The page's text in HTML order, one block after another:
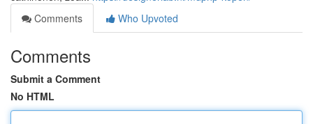
Comments
Who Upvoted
Comments
Submit a Comment
No HTML